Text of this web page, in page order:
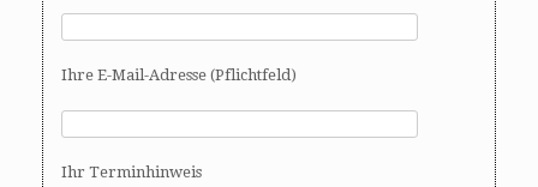
Ihre E-Mail-Adresse (Pflichtfeld)
Ihr Terminhinweis